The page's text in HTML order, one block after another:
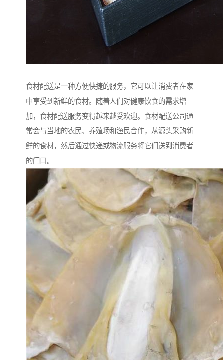
食材配送是一种方便快捷的服务，它可以让消费者在家
中享受到新鲜的食材。随着人们对健康饮食的需求增
加，食材配送服务变得越来越受欢迎。食材配送公司通
常会与当地的农民、养殖场和渔民合作，从源头采购新
鲜的食材，然后通过快递或物流服务将它们送到消费者
的门口。